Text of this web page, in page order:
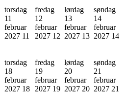
torsdag
11
februar
2027 11
fredag
12
februar
2027 12
lørdag
13
februar
2027 13
søndag
14
februar
2027 14
torsdag
18
februar
2027 18
fredag
19
februar
2027 19
lørdag
20
februar
2027 20
søndag
21
februar
2027 21